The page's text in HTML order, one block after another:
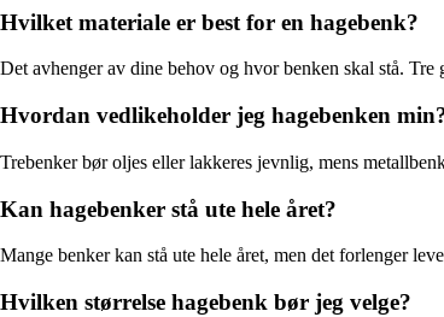
Hvilket materiale er best for en hagebenk?
Det avhenger av dine behov og hvor benken skal stå.
Hvordan vedlikeholder jeg hagebenken
Trebenker bør oljes eller lakkeres jevnlig, mens
Kan hagebenker stå ute hele året?
Mange benker kan stå ute hele året, men det forlenger
Hvilken størrelse hagebenk bør jeg velge?